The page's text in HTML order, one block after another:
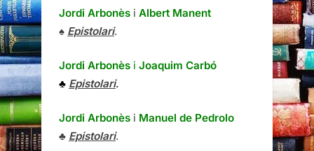
Jordi Arbonès i Albert Manent
♠ Epistolari.
Jordi Arbonès i Joaquim Carbó
♣ Epistolari.
Jordi Arbonès i Manuel de Pedrolo
♣ Epistolari.